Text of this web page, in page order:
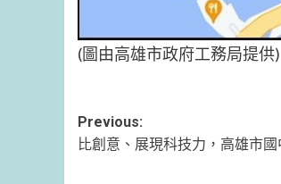
(圖由高雄市政府工務局提供)
Post
navigation
Previous:
比創意、展現科技力，高雄市